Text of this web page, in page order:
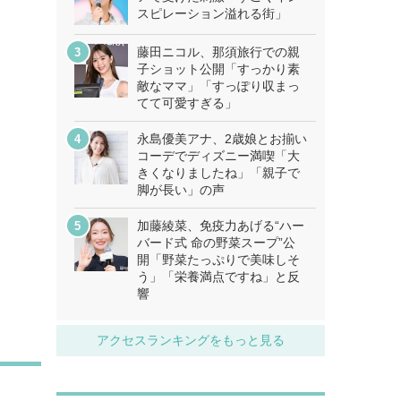
スピレーション溢れる街」
藤田ニコル、那須旅行での親
子ショット公開「すっかり素
敵なママ」「すっぽり収まっ
てて可愛すぎる」
永島優美アナ、2歳娘とお揃い
コーデでディズニー満喫「大
きくなりましたね」「親子で
脚が長い」の声
加藤綾菜、免疫力あげる“ハー
バード式 命の野菜スープ”公
開「野菜たっぷりで美味しそ
う」「栄養満点ですね」と反
響
アクセスランキングをもっと見る